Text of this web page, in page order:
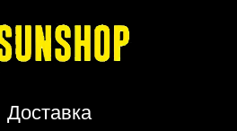
Доставка